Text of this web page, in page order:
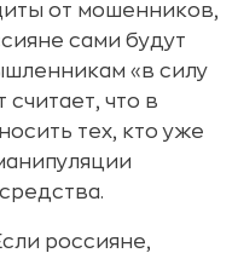
от мошенников,
сами будут
«в силу
считает, что в
тех, кто уже
россияне,